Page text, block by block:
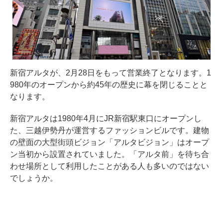
新宿アルタが、2月28日をもって営業終了となります。1
980年のオープンから約45年の歴史に幕を閉じることと
なります。
新宿アルタは1980年4月にJR新宿駅東口にオープンし
た、三越伊勢丹が運営するファッションビルです。建物
の壁面の大型街頭ビジョン「アルタビジョン」はオープ
ン当初から設置されていました。「アルタ前」を待ち合
わせ場所として利用したことがある人も多いのではない
でしょうか。